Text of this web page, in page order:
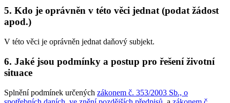
5. Kdo je oprávněn v této věci jednat (podat žádost
apod.)
V této věci je oprávněn jednat daňový subjekt.
6. Jaké jsou podmínky a postup pro řešení životní
situace
Splnění podmínek určených zákonem č. 353/2003 Sb., o